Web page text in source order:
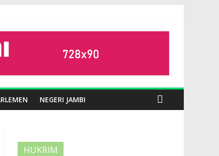
NEGERI JAMBI
HUKRIM